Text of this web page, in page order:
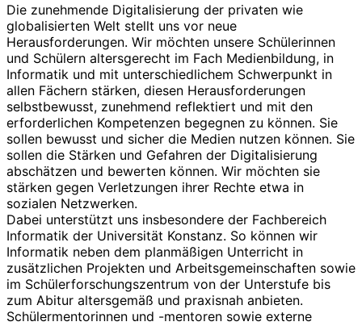
Die zunehmende Digitalisierung der privaten wie
globalisierten Welt stellt uns vor neue
Herausforderungen. Wir möchten unsere Schülerinnen
und Schülern altersgerecht im Fach Medienbildung, in
Informatik und mit unterschiedlichem Schwerpunkt in
allen Fächern stärken, diesen Herausforderungen
selbstbewusst, zunehmend reflektiert und mit den
erforderlichen Kompetenzen begegnen zu können. Sie
sollen bewusst und sicher die Medien nutzen können. Sie
sollen die Stärken und Gefahren der Digitalisierung
abschätzen und bewerten können. Wir möchten sie
stärken gegen Verletzungen ihrer Rechte etwa in
sozialen Netzwerken.
Dabei unterstützt uns insbesondere der Fachbereich
Informatik der Universität Konstanz. So können wir
Informatik neben dem planmäßigen Unterricht in
zusätzlichen Projekten und Arbeitsgemeinschaften sowie
im Schülerforschungszentrum von der Unterstufe bis
zum Abitur altersgemäß und praxisnah anbieten.
Schülermentorinnen und -mentoren sowie externe